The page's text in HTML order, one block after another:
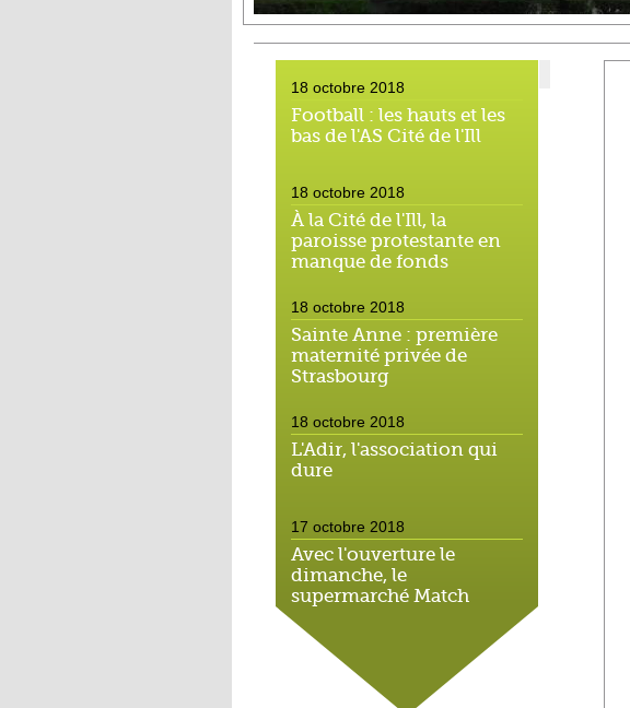
18 octobre 2018
Football : les hauts et les
bas de l'AS Cité de l'Ill
18 octobre 2018
À la Cité de l'Ill, la
paroisse protestante en
manque de fonds
18 octobre 2018
Sainte Anne : première
maternité privée de
Strasbourg
18 octobre 2018
L'Adir, l'association qui
dure
17 octobre 2018
Avec l'ouverture le
dimanche, le
supermarché Match
néglige le droit local
16 octobre 2018
On a testé pour vous : la